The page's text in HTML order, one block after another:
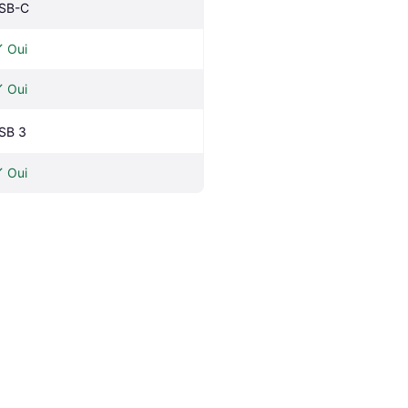
C
Oui
Oui
3
Oui